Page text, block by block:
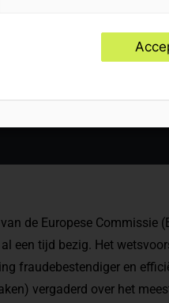
en -
de Europese Commissie
al een tijd bezig. Het
fraudebestendiger en
vergaderd over het